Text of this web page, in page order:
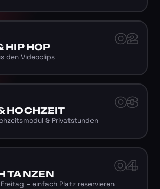
02
HIP HOP
den Videoclips
03
HOCHZEIT
& Privatstunden
04
TANZEN
– einfach Platz reservieren